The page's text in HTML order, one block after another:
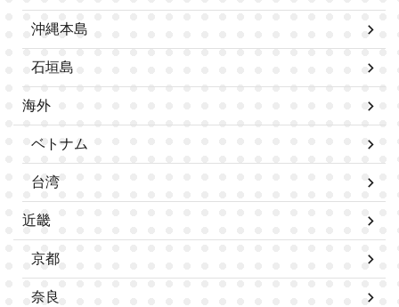
沖縄本島
石垣島
海外
ベトナム
台湾
近畿
京都
奈良